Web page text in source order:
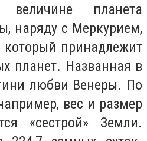
планета
наряду с Меркурием,
принадлежит
планет. Названная в
любви Венеры. По
вес и размер
«сестрой» Земли.